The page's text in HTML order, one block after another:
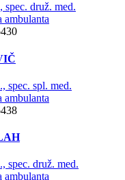
spec. druž. med.
ambulanta
spec. spl. med.
ambulanta
spec. druž. med.
ambulanta